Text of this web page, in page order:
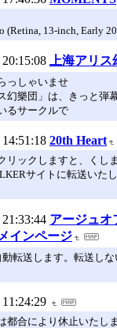
(Retina, 13-inch, Early
上海アリス
っしゃいませ
幻樂団」は、きっと弾
るサークルで
20th Heart
リックしますと、くし
サイトに転送いたし
アージュオ
インページ
転送します。転送しな
都合により休止いたし